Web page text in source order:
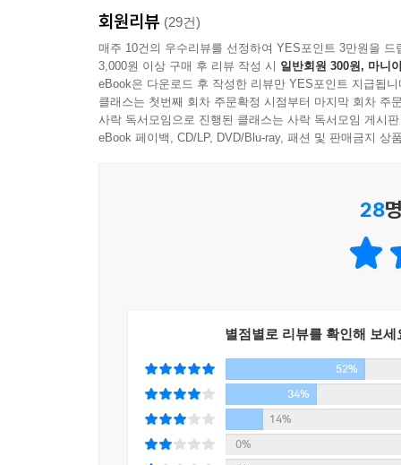
코넌 도일이 에드거 앨런 포와 에밀 가보리오의
소개되었다. 괴팍한 성격과 탁월한 재능으로 카
실제 인물이라고 믿게 되기까지 했다. 홈스 연재
『스트랜드Strand』지에 연재되었던 『바스커빌
등, 뛰어난 묘사와 숨 막히는 전개로 셜록 홈스가
홈스의 회상The Memoirs of Sherlock Holmes』
회원리뷰 (29건)
매주 10건의 우수리뷰를 선정하여 YES포인트 3만원을 드
3,000원 이상 구매 후 리뷰 작성 시 일반회원 300원, 마니
eBook은 다운로드 후 작성한 리뷰만 YES포인트 지급됩니
클래스는 첫번째 회차 주문확정 시점부터 마지막 회차 주
사락 독서모임으로 진행된 클래스는 사락 독서모임 게시
eBook 페이백, CD/LP, DVD/Blu-ray, 패션 및 판매금지 상
28
별점별로 리뷰를 확인해 보세
52%
34%
14%
0%